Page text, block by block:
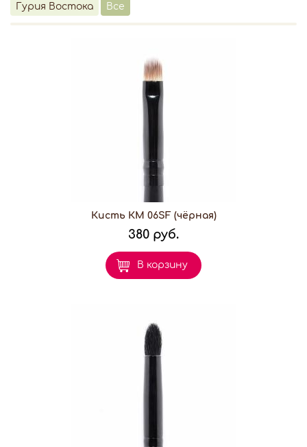
Гурия Востока Все
Кисть КМ 06SF (чёрная)
380 руб.
В корзину